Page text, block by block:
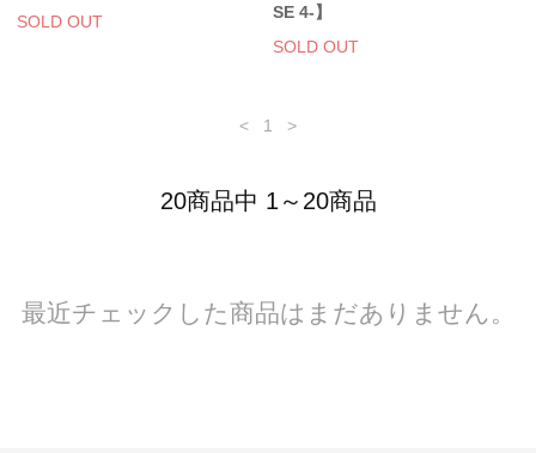
SOLD OUT
SE 4-】
SOLD OUT
< 1 >
20商品中 1～20商品
最近チェックした商品はまだありません。